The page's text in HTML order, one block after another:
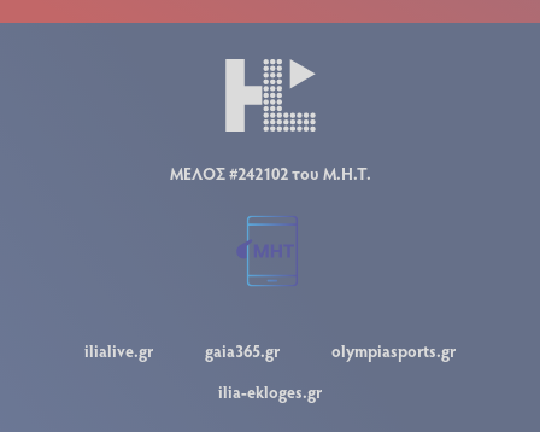
ΜΕΛΟΣ #242102 του Μ.Η.Τ.
ilialive.gr gaia365.gr
olympiasports.gr
ilia-ekloges.gr